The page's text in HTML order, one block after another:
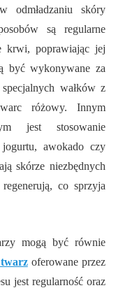
odmładzaniu skóry
są regularne
krwi, poprawiając jej
być wykonywane za
wałków z
różowy. Innym
jest stosowanie
awokado czy
skórze niezbędnych
co sprzyja
mogą być równie
twarzoferowane przez
jest regularność oraz